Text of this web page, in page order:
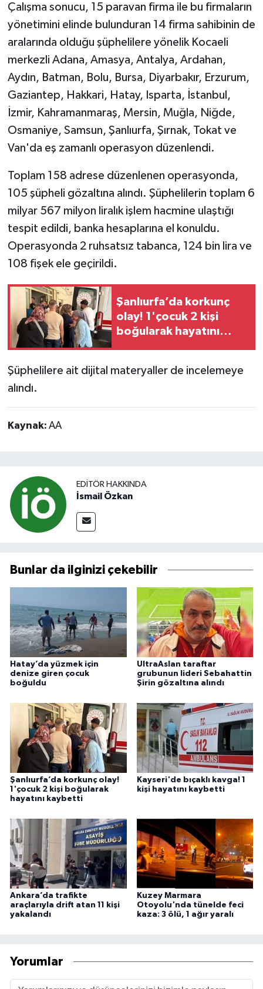
Çalışma sonucu, 15 paravan firma ile bu firmaların
yönetimini elinde bulunduran 14 firma sahibinin de
aralarında olduğu şüphelilere yönelik Kocaeli
merkezli Adana, Amasya, Antalya, Ardahan,
Aydın, Batman, Bolu, Bursa, Diyarbakır, Erzurum,
Gaziantep, Hakkari, Hatay, Isparta, İstanbul,
İzmir, Kahramanmaraş, Mersin, Muğla, Niğde,
Osmaniye, Samsun, Şanlıurfa, Şırnak, Tokat ve
Van'da eş zamanlı operasyon düzenlendi.
Toplam 158 adrese düzenlenen operasyonda,
105 şüpheli gözaltına alındı. Şüphelilerin toplam 6
milyar 567 milyon liralık işlem hacmine ulaştığı
tespit edildi, banka hesaplarına el konuldu.
Operasyonda 2 ruhsatsız tabanca, 124 bin lira ve
108 fişek ele geçirildi.
Şanlıurfa’da korkunç
olay! 1'çocuk 2 kişi
boğularak hayatını
Şüphelilere ait dijital materyaller de incelemeye
alındı.
Kaynak: AA
EDITÖR HAKKINDA
İsmail Özkan
Bunlar da ilginizi çekebilir
Hatay’da yüzmek için
denize giren çocuk
boğuldu
UltraAslan taraftar
grubunun lideri Sebahattin
Şirin gözaltına alındı
Şanlıurfa’da korkunç olay!
1'çocuk 2 kişi boğularak
hayatını kaybetti
Kayseri'de bıçaklı kavga! 1
kişi hayatını kaybetti
Ankara’da trafikte
araçlarıyla drift atan 11 kişi
yakalandı
Kuzey Marmara
Otoyolu'nda tünelde feci
kaza: 3 ölü, 1 ağır yaralı
Yorumlar